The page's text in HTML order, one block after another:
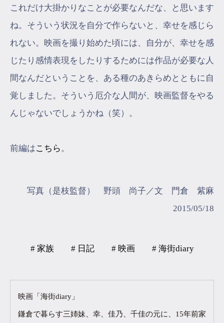
これだけ大掛かりなことが必要なんだな、と思います
ね。そういう状況を自分で作らないと、幸せを感じら
れない。映画を撮り始めた頃には、自分が、幸せを感
じたり感情表現をしたりするためには作品が必要な人
間なんだということを、ある種のあきらめとともに自
覚しました。そういう厄介な人間が、映画監督をやる
んじゃないでしょうかね（笑）。
前編はこちら 。
写真（是枝監督） 野頭 尚子／文 門倉 紫麻
2015/05/18
# 家族 # 日記 # 映画 # 海街diary
映画「海街diary」
鎌倉で暮らす三姉妹、幸、佳乃、千佳の元に、15年前家